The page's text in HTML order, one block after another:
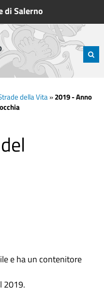
di Salerno
della Vita»2019 - Anno
e ha un contenitore
2019.